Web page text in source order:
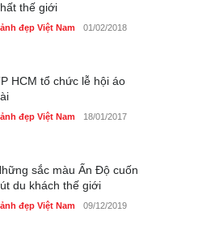
thế giới
đẹp Việt Nam 01/02/2018
HCM tổ chức lễ hội áo
đẹp Việt Nam 18/01/2017
sắc màu Ấn Độ cuốn
du khách thế giới
đẹp Việt Nam 09/12/2019